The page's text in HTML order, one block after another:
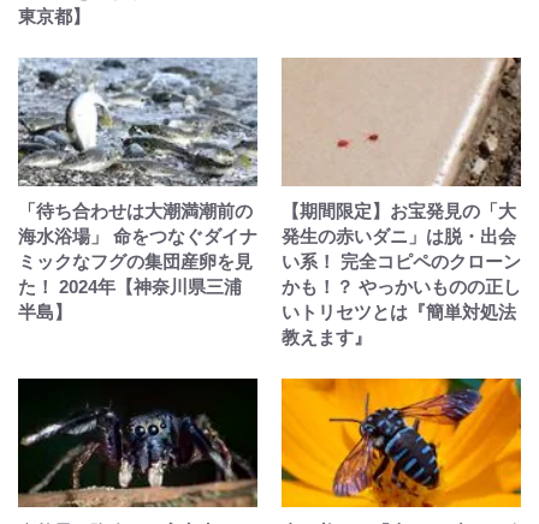
東京都】
「待ち合わせは大潮満潮前の
海水浴場」 命をつなぐダイナ
ミックなフグの集団産卵を見
た！ 2024年【神奈川県三浦
半島】
【期間限定】お宝発見の「大
発生の赤いダニ」は脱・出会
い系！ 完全コピペのクローン
かも！？ やっかいものの正し
いトリセツとは『簡単対処法
教えます』